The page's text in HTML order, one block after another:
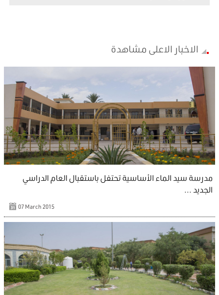
الاخبار الاعلى مشاهدة
مدرسة سيد الماء الأساسية تحتفل باستقبال العام الدراسي
الجديد ...
07 March 2015